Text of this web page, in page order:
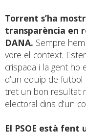
Torrent s’ha
transparència en
DANA. Sempre
vore el context.
crispada i la gent ho
d’un equip de futbol
tret un bon resultat
electoral dins d’un
El PSOE està fent